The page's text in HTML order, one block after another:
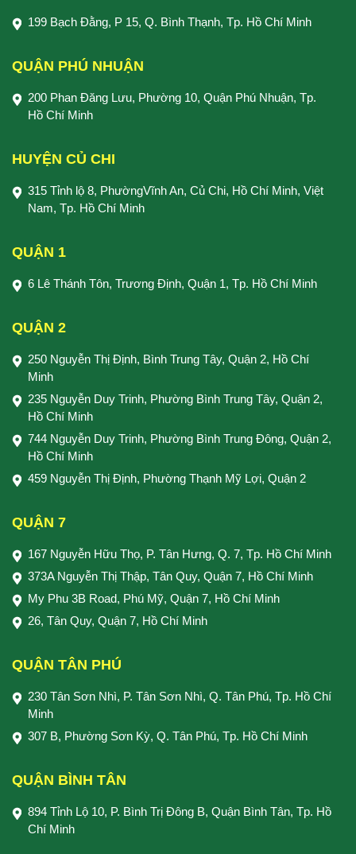
199 Bạch Đằng, P 15, Q. Bình Thạnh, Tp. Hồ Chí Minh
QUẬN PHÚ NHUẬN
200 Phan Đăng Lưu, Phường 10, Quận Phú Nhuận, Tp.
Hồ Chí Minh
HUYỆN CỦ CHI
315 Tỉnh lộ 8, PhườngVĩnh An, Củ Chi, Hồ Chí Minh, Việt
Nam, Tp. Hồ Chí Minh
QUẬN 1
6 Lê Thánh Tôn, Trương Định, Quận 1, Tp. Hồ Chí Minh
QUẬN 2
250 Nguyễn Thị Định, Bình Trung Tây, Quận 2, Hồ Chí
Minh
235 Nguyễn Duy Trinh, Phường Bình Trung Tây, Quận 2,
Hồ Chí Minh
744 Nguyễn Duy Trinh, Phường Bình Trung Đông, Quận 2,
Hồ Chí Minh
459 Nguyễn Thị Định, Phường Thạnh Mỹ Lợi, Quận 2
QUẬN 7
167 Nguyễn Hữu Thọ, P. Tân Hưng, Q. 7, Tp. Hồ Chí Minh
373A Nguyễn Thị Thập, Tân Quy, Quận 7, Hồ Chí Minh
My Phu 3B Road, Phú Mỹ, Quận 7, Hồ Chí Minh
26, Tân Quy, Quận 7, Hồ Chí Minh
QUẬN TÂN PHÚ
230 Tân Sơn Nhì, P. Tân Sơn Nhì, Q. Tân Phú, Tp. Hồ Chí
Minh
307 B, Phường Sơn Kỳ, Q. Tân Phú, Tp. Hồ Chí Minh
QUẬN BÌNH TÂN
894 Tỉnh Lộ 10, P. Bình Trị Đông B, Quận Bình Tân, Tp. Hồ
Chí Minh